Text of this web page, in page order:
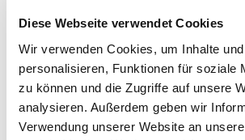
Diese Webseite verwendet Cookies
Wir verwenden Cookies, um Inhalte
personalisieren, Funktionen für soziale
zu können und die Zugriffe auf unsere
analysieren. Außerdem geben wir
Verwendung unserer Website an
an. Dafür mieten wir bei Bedarf je
Jugendlichen. Im Rahmen dieser
zeitlich begrenzten Hilfe bereiten
wir junge Menschen darauf vor,
den nächsten Schritt hinein in ein
selbstständiges Leben zu gehen.